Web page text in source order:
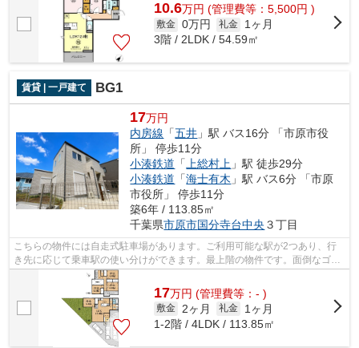
10.6万円 (管理費等：5,500円 )
敷金 0万円 礼金
1ヶ月
3階 / 2LDK / 54.59㎡
賃貸 | 一戸建て BG1
17万円
内房線 「五井 」駅 バス16分 「市原市役
所」 停歩11分
小湊鉄道 「上総村上 」駅 徒歩29分
小湊鉄道 「海士有木 」駅 バス6分 「市原
市役所」 停歩11分
築6年 / 113.85㎡
千葉県市原市国分寺台中央 ３丁目
こちらの物件には自走式駐車場があります。ご利用可能な駅が2つあり、行
き先に応じて乗車駅の使い分けができます。最上階の物件です。面倒なゴミ
捨ての負担を軽減させることができるの...
17万円 (管理費等：- )
敷金 2ヶ月 礼金
1ヶ月
1-2階 / 4LDK / 113.85㎡